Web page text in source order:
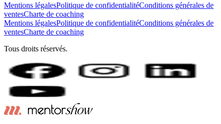
Mentions légalesPolitique de confidentialitéConditions générales de
ventesCharte de coaching
Mentions légalesPolitique de confidentialitéConditions générales de
ventesCharte de coaching
Tous droits réservés.